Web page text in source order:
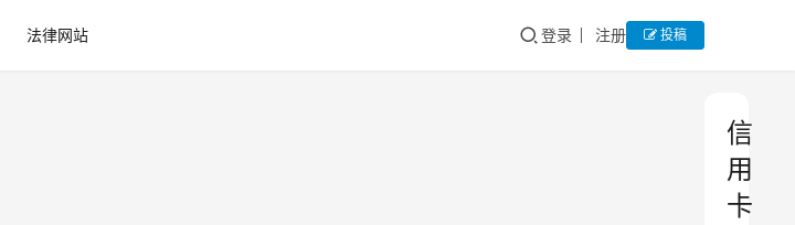
法律网站 登录 注册 投稿
信
用
卡